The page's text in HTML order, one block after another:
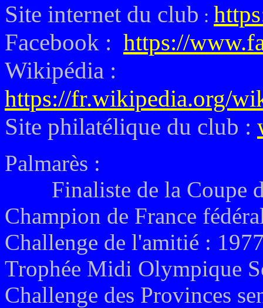
Site internet du club :
Facebook : https://
Wikipédia :
https://fr.wikipedia.org/
Site philatélique du club :
Palmarès :
Finaliste de la Coupe
Champion de France
Challenge de l'amitié :
Trophée Midi Olympique
Challenge des Provinces